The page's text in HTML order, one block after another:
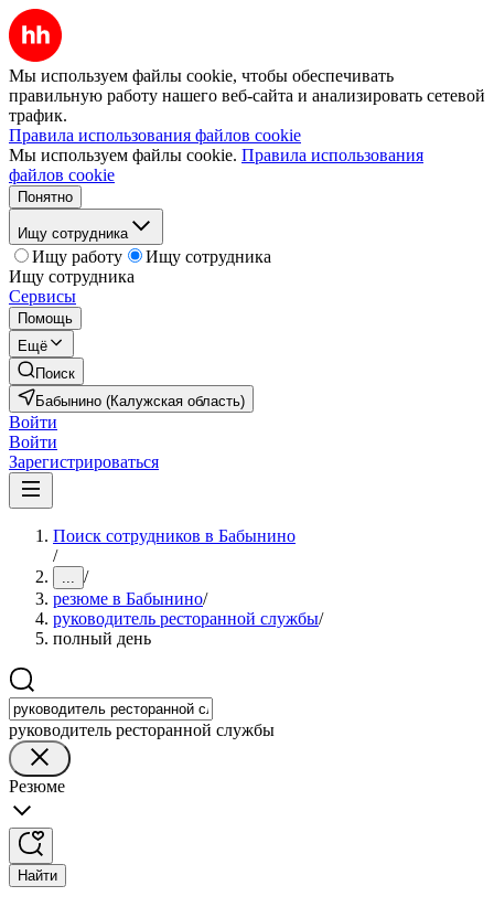
Мы используем файлы cookie, чтобы обеспечивать
правильную работу нашего веб-сайта и анализировать сетевой
трафик.
Правила использования файлов cookie
Мы используем файлы cookie. Правила использования
файлов cookie
Понятно
Ищу сотрудника
Ищу работу
Ищу сотрудника
Ищу сотрудника
Сервисы
Помощь
Ещё
Поиск
Бабынино (Калужская область)
Войти
Войти
Зарегистрироваться
Поиск сотрудников в Бабынино
/
... /
резюме в Бабынино/
руководитель ресторанной службы/
полный день
руководитель ресторанной службы
Резюме
Найти